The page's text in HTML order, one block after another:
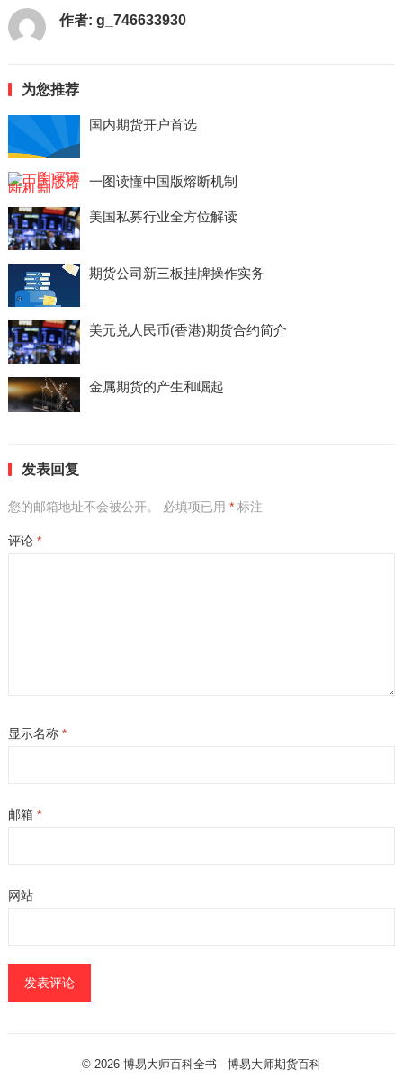
作者: g_746633930
为您推荐
国内期货开户首选
一图读懂中国版熔断机制
美国私募行业全方位解读
期货公司新三板挂牌操作实务
美元兑人民币(香港)期货合约简介
金属期货的产生和崛起
发表回复
您的邮箱地址不会被公开。 必填项已用 *标注
评论 *
显示名称 *
邮箱 *
网站
© 2026 博易大师百科全书 - 博易大师期货百科